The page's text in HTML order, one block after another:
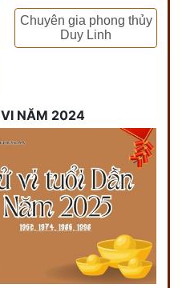
Chuyên gia phong thủy
Duy Linh
NĂM 2024